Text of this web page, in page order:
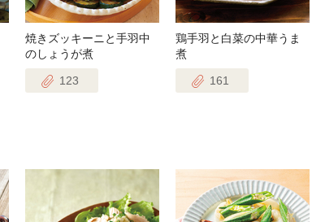
焼きズッキーニと手羽中
のしょうが煮
123
鶏手羽と白菜の中華うま
煮
161